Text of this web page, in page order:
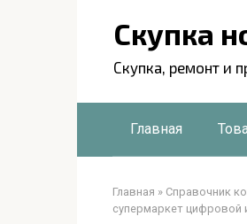
Скупка
Скупка, ремонт и
Главная
Главная » Справочник
супермаркет цифровой